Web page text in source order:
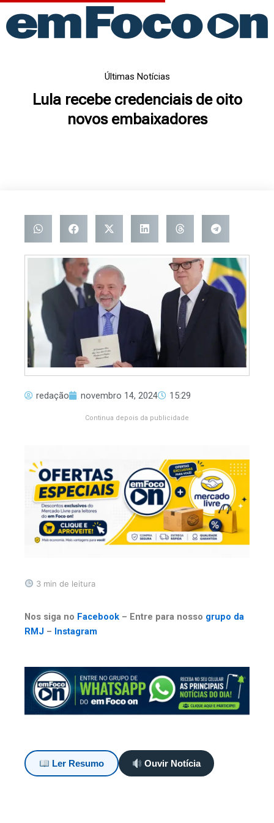
para
Últimas Notícias
Lula recebe credenciais de oito
novos embaixadores
redação novembro 14, 2024 15:29
Continua depois da publicidade
3 min de leitura
Nos siga no Facebook – Entre para nosso grupo da
RMJ – Instagram
Ler Resumo Ouvir Notícia